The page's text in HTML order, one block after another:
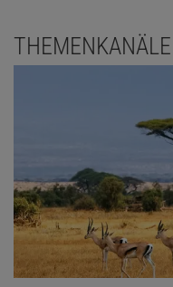
THEMENKANÄLE